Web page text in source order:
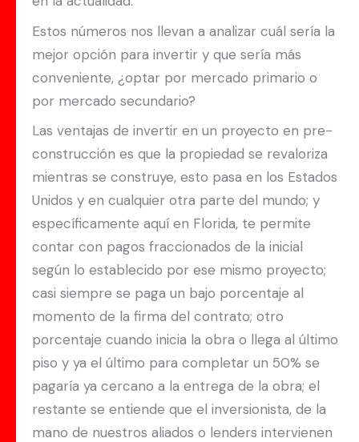
Estos números nos llevan a analizar cuál sería la
mejor opción para invertir y que sería más
conveniente, ¿optar por mercado primario o
por mercado secundario?
Las ventajas de invertir en un proyecto en pre-
construcción es que la propiedad se revaloriza
mientras se construye, esto pasa en los Estados
Unidos y en cualquier otra parte del mundo; y
específicamente aquí en Florida, te permite
contar con pagos fraccionados de la inicial
según lo establecido por ese mismo proyecto;
casi siempre se paga un bajo porcentaje al
momento de la firma del contrato; otro
porcentaje cuando inicia la obra o llega al último
piso y ya el último para completar un 50% se
pagaría ya cercano a la entrega de la obra; el
restante se entiende que el inversionista, de la
mano de nuestros aliados o lenders intervienen